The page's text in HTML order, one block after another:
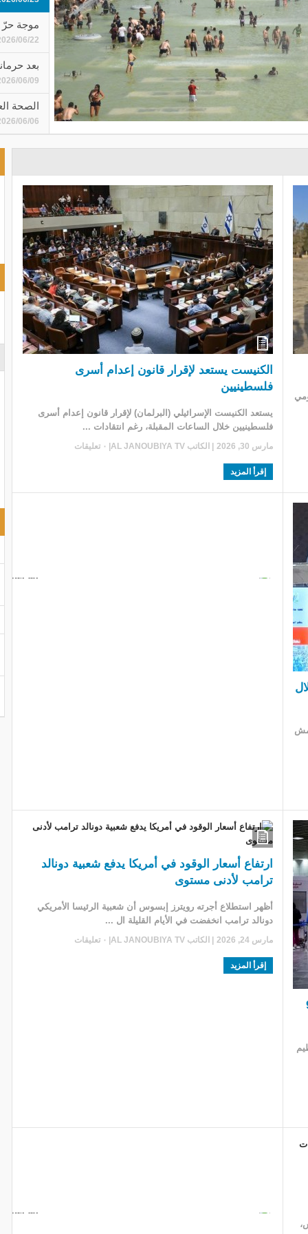
موجة حرّ
06/22
بعد
06/09
الصحة العالمية: 500 إصابة
06/06
الكنيست يستعد لإقرار قانون إعدام أسرى
فلسطينيين
يستعد الكنيست الإسرائيلي (البرلمان) لإقرار قانون إعدام أسرى
فلسطينيين خلال الساعات المقبلة، رغم انتقادات ...
مارس 30, 2026 | الكاتب AL JANOUBIYA TV
|
إقرأ المزيد
لـ97
ارتفاع أسعار الوقود في أمريكا يدفع شعبية دونالد
ترامب لأدنى مستوى
​أظهر ​استطلاع أجرته ‌رويترز إبسوس ‌أن شعبية ‌الرئيسا الأمريكي
دونالد ترامب ⁠انخفضت في الأيام القليلة ​ال ...
مارس 24, 2026 | الكاتب AL JANOUBIYA TV
|
إقرأ المزيد